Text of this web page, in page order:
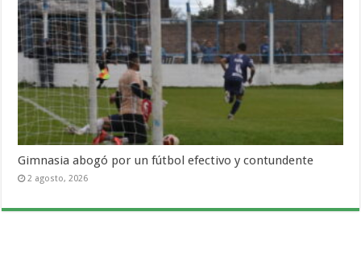
Gimnasia abogó por un fútbol efectivo y contundente
2 agosto, 2026